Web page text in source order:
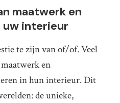
maatwerk en
uw interieur
te zijn van of/of. Veel
en
in hun interieur. Dit
de unieke,